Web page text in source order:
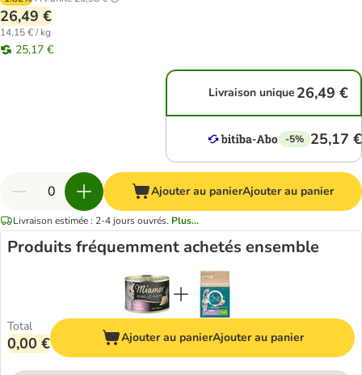
26,49 €
14,15 € / kg
25,17 €
Livraison unique 26,49 €
-5% 25,17 €
Ajouter au panierAjouter au panier
Livraison estimée : 2-4 jours ouvrés. Plus...
Produits fréquemment achetés ensemble
Total
0,00 € Ajouter au panierAjouter au panier